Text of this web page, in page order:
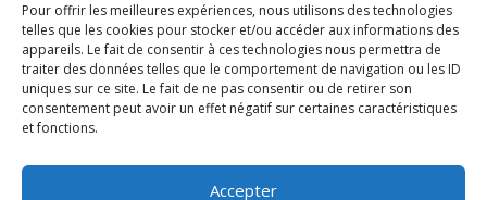
Pour offrir les meilleures expériences, nous utilisons des technologies
telles que les cookies pour stocker et/ou accéder aux informations des
appareils. Le fait de consentir à ces technologies nous permettra de
traiter des données telles que le comportement de navigation ou les ID
uniques sur ce site. Le fait de ne pas consentir ou de retirer son
consentement peut avoir un effet négatif sur certaines caractéristiques
et fonctions.
Accepter